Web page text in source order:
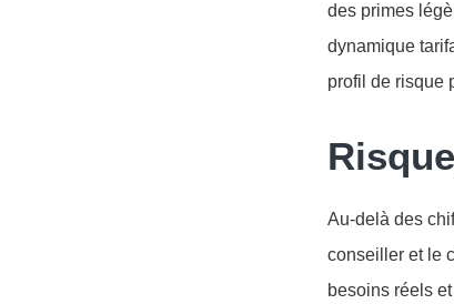
des primes
dynamique
profil de risque
Au-delà des
conseiller et le
besoins réels